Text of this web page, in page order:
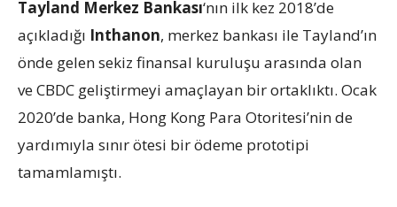
Tayland Merkez Bankası‘nın ilk kez 2018’de
açıkladığı Inthanon, merkez bankası ile Tayland’ın
önde gelen sekiz finansal kuruluşu arasında olan
ve CBDC geliştirmeyi amaçlayan bir ortaklıktı. Ocak
2020’de banka, Hong Kong Para Otoritesi’nin de
yardımıyla sınır ötesi bir ödeme prototipi
tamamlamıştı.